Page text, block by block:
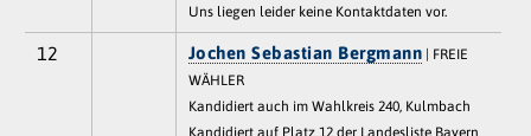
Uns liegen leider keine Kontaktdaten vor.
12 Jochen Sebastian Bergmann | FREIE
WÄHLER
Kandidiert auch im Wahlkreis 240, Kulmbach
Kandidiert auf Platz 12 der Landesliste Bayern